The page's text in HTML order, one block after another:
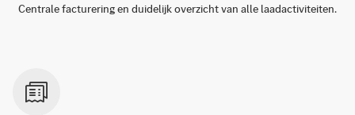
Centrale facturering en duidelijk overzicht van alle laadactiviteiten.